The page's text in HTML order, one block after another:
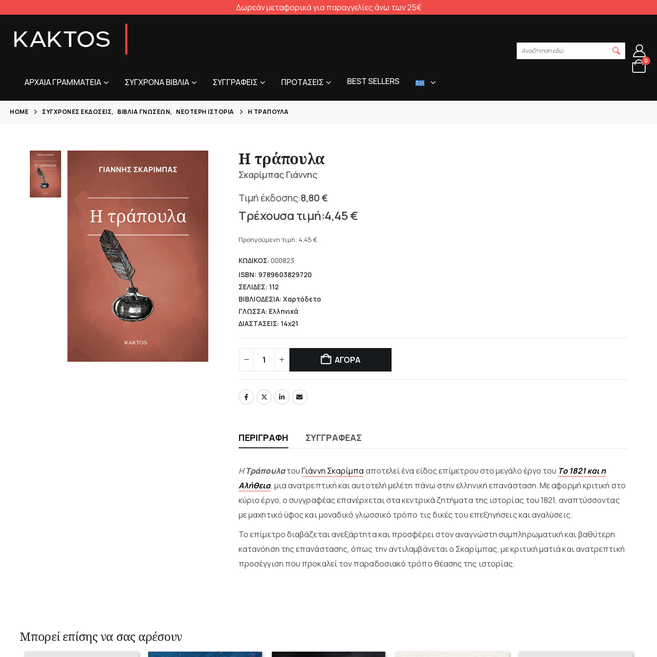
Δωρεάν μεταφορικά για παραγγελίες άνω των 25€
ΑΡΧΑΊΑ ΓΡΑΜΜΑΤΕΊΑ ΣΎΓΧΡΟΝΑ ΒΙΒΛΊΑ ΣΥΓΓΡΑΦΕΊΣ ΠΡΟΤΆΣΕΙΣ BEST SELLERS
Αναζήτηση εδώ
0
HOME ΣΎΓΧΡΟΝΕΣ ΕΚΔΌΣΕΙΣ, ΒΙΒΛΊΑ ΓΝΏΣΕΩΝ, ΝΕΌΤΕΡΗ ΙΣΤΟΡΊΑ Η ΤΡΆΠΟΥΛΑ
Η τράπουλα
Σκαρίμπας Γιάννης
8,80€
Original
price
was:
8,80 €.
4,45€
τρέχουσα
είναι:
4,45 €.
Προηγούμενη τιμή: 4,45 €.
ΚΩΔΙΚΟΣ: 000823
ISBN: 9789603829720
ΣΕΛΙΔΕΣ: 112
ΒΙΒΛΙΟΔΕΣΙΑ: Χαρτόδετο
ΓΛΩΣΣΑ: Ελληνικά
ΔΙΑΣΤΑΣΕΙΣ: 14x21
ΑΓΟΡΑ
ΠΕΡΙΓΡΑΦΉ ΣΥΓΓΡΑΦΈΑΣ
ΗΤράπουλατουΓιάννη Σκαρίμπα αποτελεί ένα είδος επίμετρου στο μεγάλο έργο του Το 1821 και η
Αλήθεια, μια ανατρεπτική και αυτοτελή μελέτη πάνω στην ελληνική επανάσταση. Με αφορμή κριτική στο
κύριο έργο, ο συγγραφέας επανέρχεται στα κεντρικά ζητήματα της ιστορίας του 1821, αναπτύσσοντας
με μαχητικό ύφος και μοναδικό γλωσσικό τρόπο τις δικές του επεξηγήσεις και αναλύσεις.
Το επίμετρο διαβάζεται ανεξάρτητα και προσφέρει στον αναγνώστη συμπληρωματική και βαθύτερη
κατανόηση της επανάστασης, όπως την αντιλαμβάνεται ο Σκαρίμπας, με κριτική ματιά και ανατρεπτική
προσέγγιση που προκαλεί τον παραδοσιακό τρόπο θέασης της ιστορίας.
Μπορεί επίσης να σας αρέσουν